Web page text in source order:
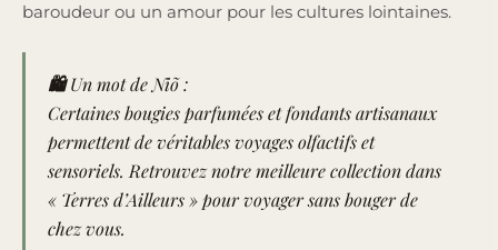
baroudeur ou un amour pour les cultures lointaines.
🛍️ Un mot de Niõ :
Certaines bougies parfumées et fondants artisanaux
permettent de véritables voyages olfactifs et
sensoriels. Retrouvez notre meilleure collection dans
« Terres d’Ailleurs » pour voyager sans bouger de
chez vous.